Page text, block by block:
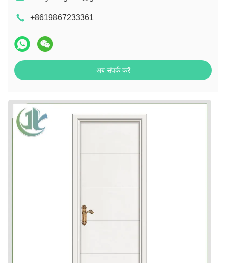
+8619867233361
अब संपर्क करें